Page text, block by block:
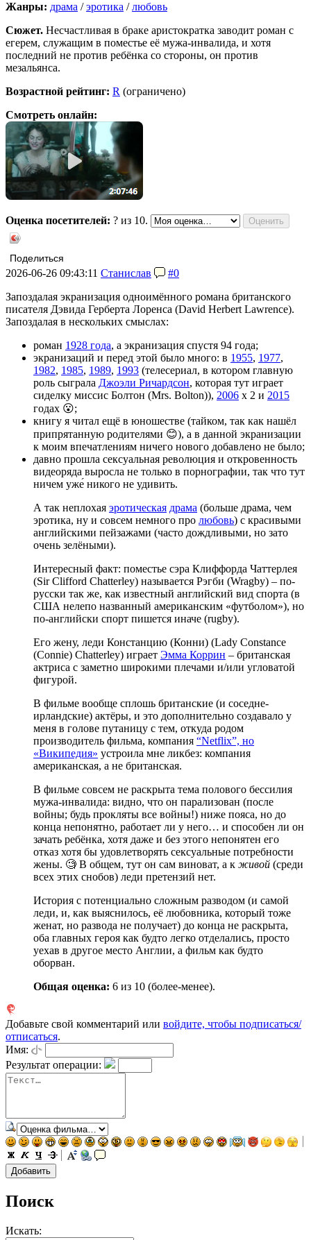
Жанры: драма /эротика /любовь
Сюжет. Несчастливая в браке аристократка заводит роман с
егерем, служащим в поместье её мужа-инвалида, и хотя
последний не против ребёнка со стороны, он против
мезальянса.
Возрастной рейтинг: R (ограничено)
Смотреть онлайн:
Оценка посетителей: ? из 10.
Поделиться
2026-06-26 09:43:11 Станислав
#0
Запоздалая экранизация одноимённого романа британского
писателя Дэвида Герберта Лоренса (David Herbert Lawrence).
Запоздалая в нескольких смыслах:
роман 1928 года, а экранизация спустя 94 года;
экранизаций и перед этой было много: в 1955, 1977,
1982, 1985, 1989, 1993 (телесериал, в котором главную
роль сыграла Джоэли Ричардсон, которая тут играет
сиделку миссис Болтон (Mrs. Bolton)), 2006 x 2 и 2015
годах 😮;
книгу я читал ещё в юношестве (тайком, так как нашёл
припрятанную родителями 😊), а в данной экранизации
к моим впечатлениям ничего нового добавлено не было;
давно прошла сексуальная революция и откровенность
видеоряда выросла не только в порнографии, так что тут
ничем уже́ никого не удивить.
А так неплохая эротическая драма (больше драма, чем
эротика, ну и совсем немного про любовь) с красивыми
английскими пейзажами (часто дождливыми, но зато
очень зелёными).
Интересный факт: поместье сэра Клиффорда Чаттерлея
(Sir Clifford Chatterley) называется Рэгби (Wragby) – по-
русски так же, как известный английский вид спорта (в
США нелепо названный американским «футболом»), но
по-английски спорт пишется иначе (rugby).
Его жену, леди Констанцию (Конни) (Lady Constance
(Connie) Chatterley) играет Эмма Коррин – британская
актриса с заметно широкими плечами и/или угловатой
фигурой.
В фильме вообще сплошь британские (и соседне-
ирландские) актёры, и это дополнительно создавало у
меня в голове путаницу с тем, откуда родом
производитель фильма, компания “Netflix”, но
«Википедия» устроила мне ликбез: компания
американская, а не британская.
В фильме совсем не раскрыта тема полового бессилия
мужа-инвалида: видно, что он парализован (после
войны; будь прокляты все войны!) ниже пояса, но до
конца непонятно, работает ли у него… и способен ли он
зачать ребёнка, хотя даже и без этого непонятен его
отказ хотя бы удовлетворять сексуальные потребности
жены. 🧐 В общем, тут он сам виноват, а к живой (среди
всех этих снобов) леди претензий нет.
История с потенциально сложным разводом (и самой
леди, и, как выяснилось, её любовника, который тоже
женат, но развода не получает) до конца не раскрыта,
оба главных героя как будто легко отделались, просто
уехав в другое место Англии, а фильм как будто
оборван.
Общая оценка: 6 из 10 (более-менее).
Добавьте свой комментарий или войдите, чтобы подписаться/
отписаться.
Имя:
Результат операции:
Поиск
Искать: